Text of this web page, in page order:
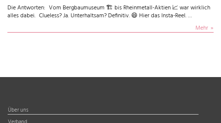
Die Antworten: Vom Bergbaumuseum 🏗️ bis Rheinmetall-Aktien 📈 war wirklich
alles dabei. Clueless? Ja. Unterhaltsam? Definitiv. 😄 Hier das Insta-Reel. …
Mehr
Über uns